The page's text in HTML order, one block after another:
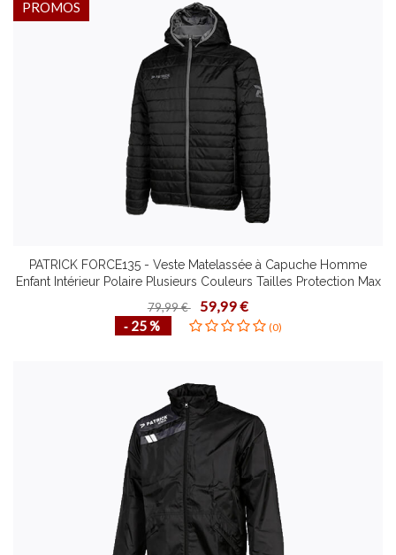
PATRICK FORCE135 - Veste Matelassée à Capuche Homme
Enfant Intérieur Polaire Plusieurs Couleurs Tailles Protection Max
du Froid et Pluie
79,99 € 59,99 €
‐ 25 % (0)
PROMOS